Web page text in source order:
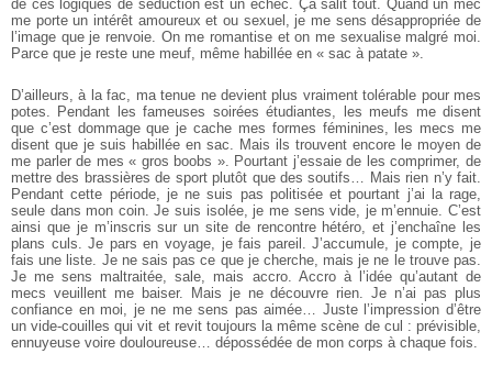
de ces logiques de séduction est un échec. Ça salit tout. Quand un mec
me porte un intérêt amoureux et ou sexuel, je me sens désappropriée de
l’image que je renvoie. On me romantise et on me sexualise malgré moi.
Parce que je reste une meuf, même habillée en « sac à patate ».
D’ailleurs, à la fac, ma tenue ne devient plus vraiment tolérable pour mes
potes. Pendant les fameuses soirées étudiantes, les meufs me disent
que c’est dommage que je cache mes formes féminines, les mecs me
disent que je suis habillée en sac. Mais ils trouvent encore le moyen de
me parler de mes « gros boobs ». Pourtant j’essaie de les comprimer, de
mettre des brassières de sport plutôt que des soutifs… Mais rien n’y fait.
Pendant cette période, je ne suis pas politisée et pourtant j’ai la rage,
seule dans mon coin. Je suis isolée, je me sens vide, je m’ennuie. C’est
ainsi que je m’inscris sur un site de rencontre hétéro, et j’enchaîne les
plans culs. Je pars en voyage, je fais pareil. J’accumule, je compte, je
fais une liste. Je ne sais pas ce que je cherche, mais je ne le trouve pas.
Je me sens maltraitée, sale, mais accro. Accro à l’idée qu’autant de
mecs veuillent me baiser. Mais je ne découvre rien. Je n’ai pas plus
confiance en moi, je ne me sens pas aimée… Juste l’impression d’être
un vide-couilles qui vit et revit toujours la même scène de cul : prévisible,
ennuyeuse voire douloureuse… dépossédée de mon corps à chaque fois.